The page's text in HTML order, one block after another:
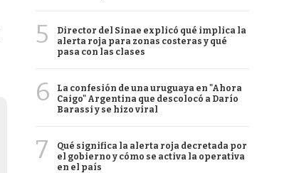
5
Director del Sinae explicó qué implica la
alerta roja para zonas costeras y qué
pasa con las clases
6
La confesión de una uruguaya en "Ahora
Caigo" Argentina que descolocó a Darío
Barassi y se hizo viral
7
Qué significa la alerta roja decretada por
el gobierno y cómo se activa la operativa
en el país